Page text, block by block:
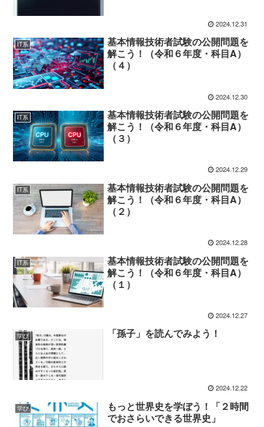
2024.12.31
IT系
基本情報技術者試験の公開問題を
解こう！（令和６年度・科目A）
（４）
2024.12.30
IT系
基本情報技術者試験の公開問題を
解こう！（令和６年度・科目A）
（３）
2024.12.29
IT系
基本情報技術者試験の公開問題を
解こう！（令和６年度・科目A）
（２）
2024.12.28
IT系
基本情報技術者試験の公開問題を
解こう！（令和６年度・科目A）
（１）
2024.12.27
学び 「孫子」を読んでみよう！
2024.12.22
学び
もっと世界史を学ぼう！「２時間
でおさらいできる世界史」